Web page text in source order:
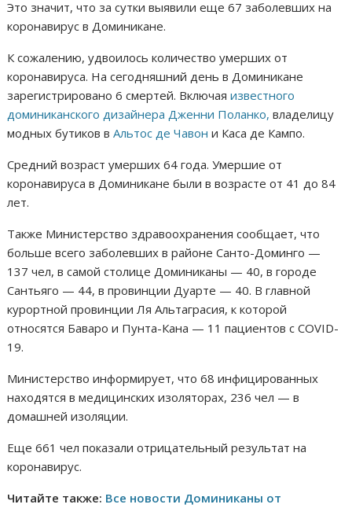
Это значит, что за сутки выявили еще 67 заболевших на
коронавирус в Доминикане.
К сожалению, удвоилось количество умерших от
коронавируса. На сегодняшний день в Доминикане
зарегистрировано 6 смертей. Включаяизвестного
доминиканского дизайнера Дженни Поланко, владелицу
модных бутиков вАльтос де Чавон и Каса де Кампо.
Средний возраст умерших 64 года. Умершие от
коронавируса в Доминикане были в возрасте от 41 до 84
лет.
Также Министерство здравоохранения сообщает, что
больше всего заболевших в районе Санто-Доминго —
137 чел, в самой столице Доминиканы — 40, в городе
Сантьяго — 44, в провинции Дуарте — 40. В главной
курортной провинции Ля Альтаграсия, к которой
относятся Баваро и Пунта-Кана — 11 пациентов с COVID-
19.
Министерство информирует, что 68 инфицированных
находятся в медицинских изоляторах, 236 чел — в
домашней изоляции.
Еще 661 чел показали отрицательный результат на
коронавирус.
Читайте также: Все новости Доминиканы от